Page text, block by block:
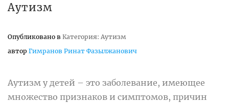
Аутизм
Опубликовано в Категория: Аутизм
автор Гимранов Ринат Фазылжанович
Аутизм у детей – это заболевание, имеющее
множество признаков и симптомов, причин